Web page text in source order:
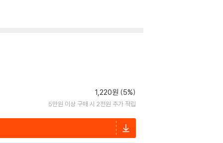
1,220원 (5%)
5만원 이상 구매 시 2천원 추가 적립